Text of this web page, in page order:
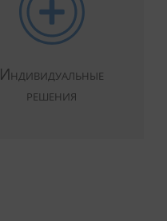
Индивидуальные
решения